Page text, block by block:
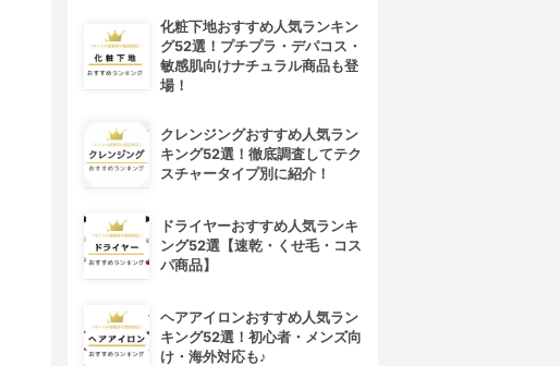
化粧下地おすすめ人気ランキン
グ52選！プチプラ・デパコス・
敏感肌向けナチュラル商品も登
場！
クレンジングおすすめ人気ラン
キング52選！徹底調査してテク
スチャータイプ別に紹介！
ドライヤーおすすめ人気ランキ
ング52選【速乾・くせ毛・コス
パ商品】
ヘアアイロンおすすめ人気ラン
キング52選！初心者・メンズ向
け・海外対応も♪